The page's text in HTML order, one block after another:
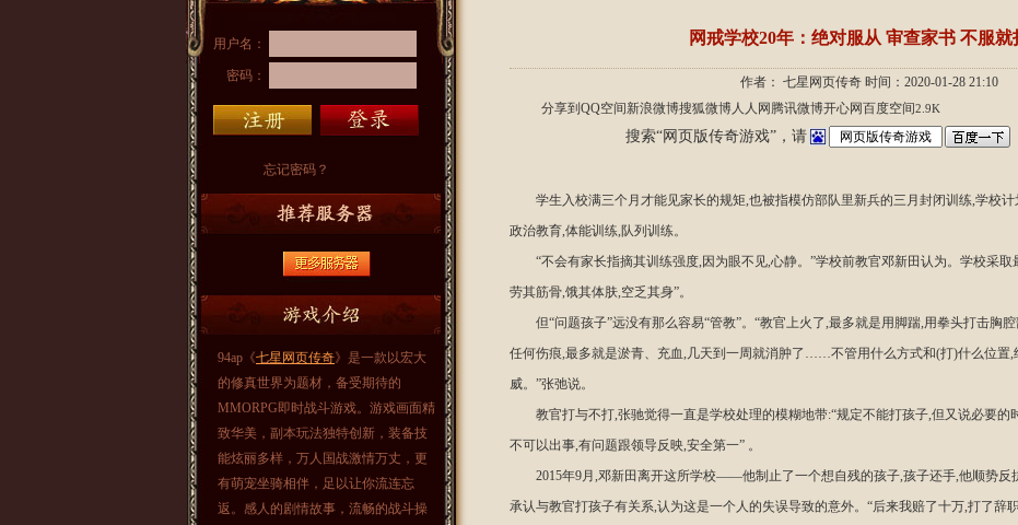
用户名：
密码：
忘记密码？
94ap《七星网页传奇》是一款以宏大
的修真世界为题材，备受期待的
MMORPG即时战斗游戏。游戏画面精
致华美，副本玩法独特创新，装备技
能炫丽多样，万人国战激情万丈，更
有萌宠坐骑相伴，足以让你流连忘
返。感人的剧情故事，流畅的战斗操
网戒学校20年：绝对服从 审查家书 不服就
作者： 七星网页传奇 时间：2020-01-28 21:10
分享到 QQ空间 新浪微博搜狐微博人人网 腾讯微博开心网百度空间2.9K
搜索“网页版传奇游戏”，请
学生入校满三个月才能见家长的规矩,也被指模仿部队里新兵的三月封闭训练,学校
政治教育,体能训练,队列训练。
“不会有家长指摘其训练强度,因为眼不见,心静。”学校前教官邓新田认为。学校采
劳其筋骨,饿其体肤,空乏其身”。
但“问题孩子”远没有那么容易“管教”。“教官上火了,最多就是用脚踹,用拳头打击胸
任何伤痕,最多就是淤青、充血,几天到一周就消肿了……不管用什么方式和(打)什么位置,
威。”张弛说。
教官打与不打,张驰觉得一直是学校处理的模糊地带:“规定不能打孩子,但又说必要的
不可以出事,有问题跟领导反映,安全第一” 。
2015年9月,邓新田离开这所学校——他制止了一个想自残的孩子,孩子还手,他顺势反
承认与教官打孩子有关系,认为这是一个人的失误导致的意外。“后来我赔了十万,打了辞